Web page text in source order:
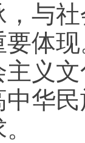
与
体
义
华